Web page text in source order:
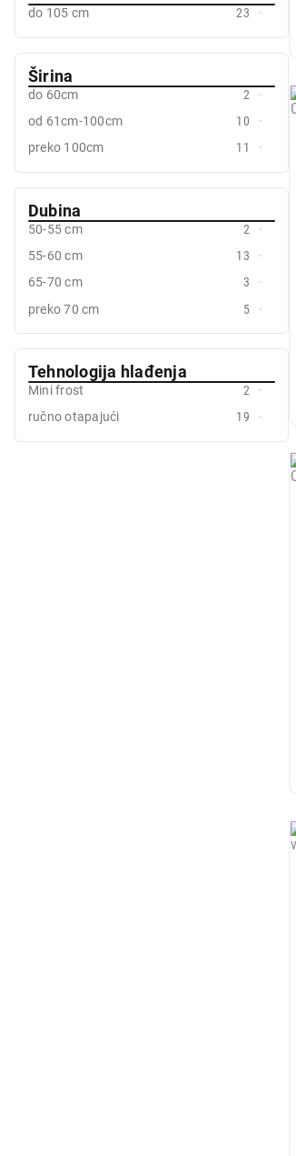
do 105 cm 23
Širina
do 60cm
2
od 61cm-100cm
10
preko 100cm
11
Dubina
50-55 cm
2
55-60 cm
13
65-70 cm
3
preko 70 cm
5
Tehnologija hlađenja
Mini frost
2
ručno otapajući
19